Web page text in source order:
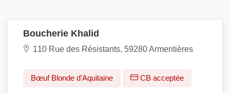
Boucherie Khalid
110 Rue des Résistants, 59280 Armentières
Bœuf Blonde d'Aquitaine CB acceptée